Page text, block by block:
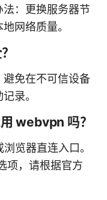
：更换服务器节
网络质量。
免在不可信设备
录。
webvpn 吗？
览器直连入口。
项，请根据官方